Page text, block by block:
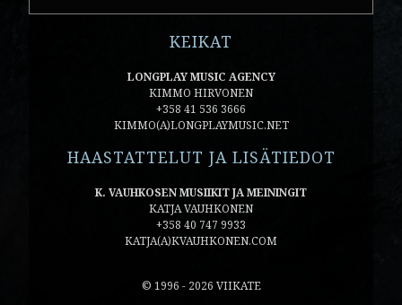
KEIKAT
LONGPLAY MUSIC AGENCY
KIMMO HIRVONEN
+358 41 536 3666
KIMMO(A)LONGPLAYMUSIC.NET
HAASTATTELUT JA LISÄTIEDOT
K. VAUHKOSEN MUSIIKIT JA MEININGIT
KATJA VAUHKONEN
+358 40 747 9933
KATJA(A)KVAUHKONEN.COM
© 1996 - 2026 VIIKATE